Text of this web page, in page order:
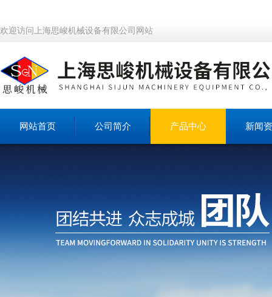
欢迎访问上海思峻机械设备有限公司网站
网站首页 公司简介 产品中心 新闻